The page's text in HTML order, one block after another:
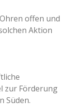
offen und
Aktion
zur Förderung
Süden.